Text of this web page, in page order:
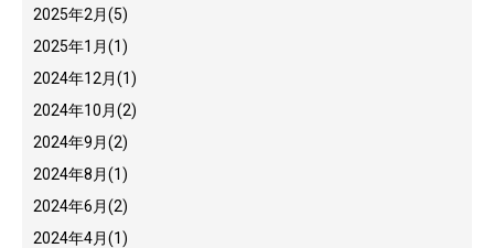
2025年2月(5)
2025年1月(1)
2024年12月(1)
2024年10月(2)
2024年9月(2)
2024年8月(1)
2024年6月(2)
2024年4月(1)